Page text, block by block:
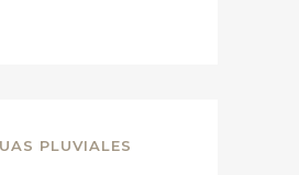
PLUVIALES